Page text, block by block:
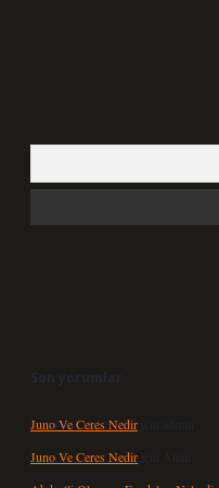
Son yorumlar
Juno Ve Ceres Nedir için
admin
Juno Ve Ceres Nedir için Altan